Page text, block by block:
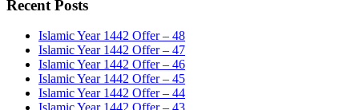
Recent Posts
Islamic Year 1442 Offer – 48
Islamic Year 1442 Offer – 47
Islamic Year 1442 Offer – 46
Islamic Year 1442 Offer – 45
Islamic Year 1442 Offer – 44